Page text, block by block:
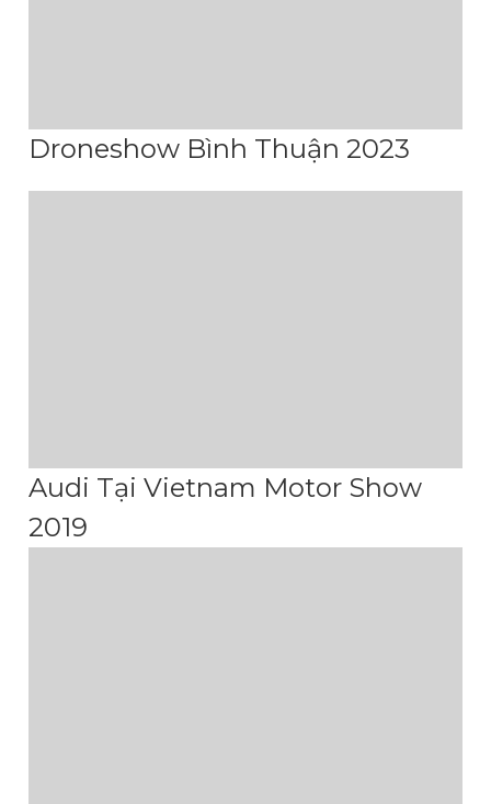
Droneshow Bình Thuận 2023
Audi Tại Vietnam Motor Show
2019